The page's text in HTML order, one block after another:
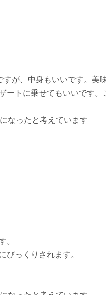
すが、中身もいいです。美
ートに乗せてもいいです。
なったと考えています
。
びっくりされます。